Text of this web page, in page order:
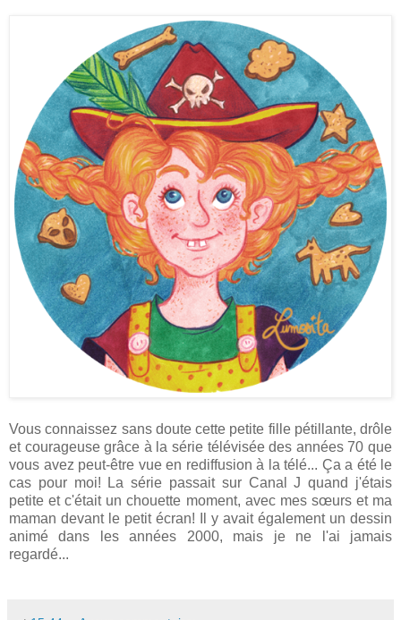
Vous connaissez sans doute cette petite fille pétillante, drôle
et courageuse grâce à la série télévisée des années 70 que
vous avez peut-être vue en rediffusion à la télé... Ça a été le
cas pour moi! La série passait sur Canal J quand j'étais
petite et c'était un chouette moment, avec mes sœurs et ma
maman devant le petit écran! Il y avait également un dessin
animé dans les années 2000, mais je ne l'ai jamais
regardé...